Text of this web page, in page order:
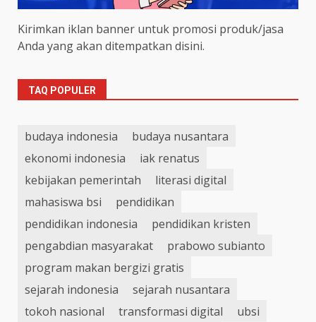
Kirimkan iklan banner untuk promosi produk/jasa
Anda yang akan ditempatkan disini.
TAQ POPULER
budaya indonesia
budaya nusantara
ekonomi indonesia
iak renatus
kebijakan pemerintah
literasi digital
mahasiswa bsi
pendidikan
pendidikan indonesia
pendidikan kristen
pengabdian masyarakat
prabowo subianto
program makan bergizi gratis
sejarah indonesia
sejarah nusantara
tokoh nasional
transformasi digital
ubsi